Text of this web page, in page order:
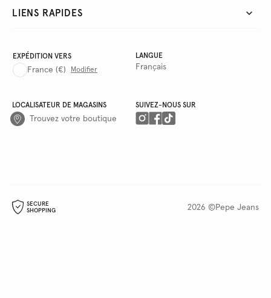
LIENS RAPIDES
EXPÉDITION VERS
France (€) Modifier
LANGUE
Français
LOCALISATEUR DE MAGASINS
Trouvez votre boutique
SUIVEZ-NOUS SUR
SECURE
SHOPPING
2026 ©Pepe Jeans